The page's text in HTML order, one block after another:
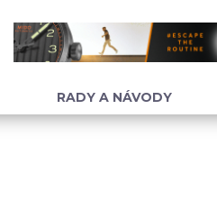
RADY A NÁVODY